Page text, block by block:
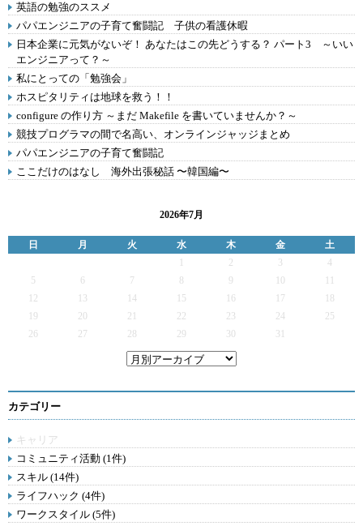
英語の勉強のススメ
パパエンジニアの子育て奮闘記 子供の看護休暇
日本企業に元気がないぞ！ あなたはこの先どうする？ パート3 ～いい
エンジニアって？～
私にとっての「勉強会」
ホスピタリティは地球を救う！！
configure の作り方 ～まだ Makefile を書いていませんか？～
競技プログラマの間で名高い、オンラインジャッジまとめ
パパエンジニアの子育て奮闘記
ここだけのはなし 海外出張秘話 〜韓国編〜
2026年7月
日 月 火 水 木 金
土
2 3
4
5
6 7 9
12
13 14 15 16 17
19
20 21 22 23 24
25
26
27 28 29 30 31
カテゴリー
キャリア
コミュニティ活動 (1件)
スキル (14件)
ライフハック (4件)
ワークスタイル (5件)